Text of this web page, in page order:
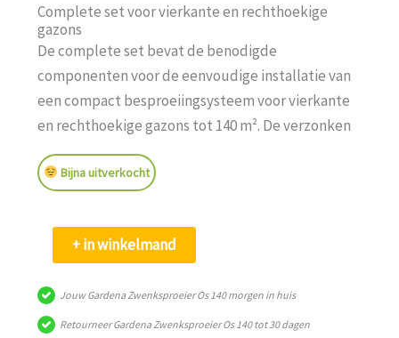
Complete set voor vierkante en rechthoekige
gazons
De complete set bevat de benodigde
componenten voor de eenvoudige installatie van
een compact besproeiingsysteem voor vierkante
en rechthoekige gazons tot 140 m². De verzonken
sproeier wordt ondergronds geïnstalleerd, komt
omhoog als het water stroomt en verdwijnt
werk heeft gedaan. Dankzij een
ontwateringsventiel in de leiding is het systeem
Vierkante, rechthoekige, maar ook zeer smalle
gazons van 2 tot 140 m² kunnen eenvoudig en
Bijna uitverkocht
Gardena
Zwenksproeier
Os
140
+ in winkelmand
Jouw Gardena Zwenksproeier Os 140 morgen in huis
Retourneer Gardena Zwenksproeier Os 140 tot 30 dagen